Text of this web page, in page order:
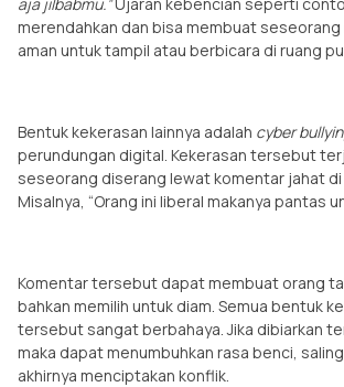
merendahkan dan bisa membuat
aman untuk tampil atau berbicara di ruang
Bentuk kekerasan lainnya adalah cyber
perundungan digital. Kekerasan tersebut
seseorang diserang lewat komentar jahat di
Misalnya, “Orang ini liberal makanya pantas
Komentar tersebut dapat membuat orang
bahkan memilih untuk diam. Semua bentuk
tersebut sangat berbahaya. Jika dibiarkan
maka dapat menumbuhkan rasa benci,
akhirnya menciptakan konflik.